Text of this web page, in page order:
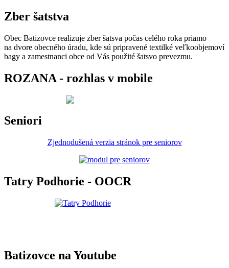
Zber šatstva
Obec Batizovce realizuje zber šatsva počas celého roka priamo
na dvore obecného úradu, kde sú pripravené textilké veľkoobjemoví
bagy a zamestnanci obce od Vás použité šatsvo prevezmu.
ROZANA - rozhlas v mobile
Seniori
Zjednodušená verzia stránok pre seniorov
Tatry Podhorie - OOCR
Batizovce na Youtube